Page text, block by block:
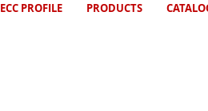
ECC PROFILE PRODUCTS